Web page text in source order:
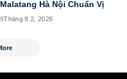
Malatang Hà Nội Chuẩn Vị
Tháng 8 2, 2026